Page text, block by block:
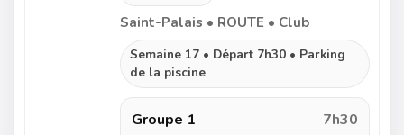
Saint-Palais • ROUTE • Club
Semaine 17 • Départ 7h30 • Parking
de la piscine
Groupe 1 7h30